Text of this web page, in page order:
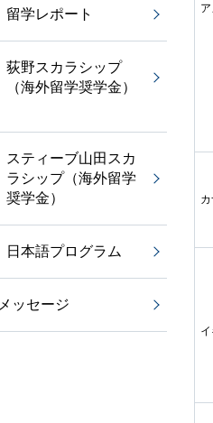
留学レポート
荻野スカラシップ
（海外留学奨学金）
スティーブ山田スカ
ラシップ（海外留学
奨学金）
日本語プログラム
メッセージ